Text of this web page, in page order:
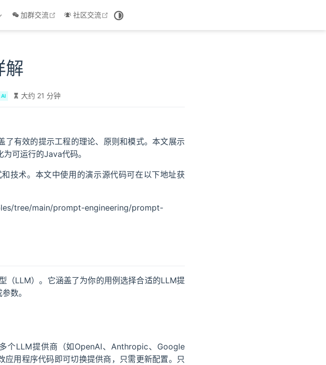
加群交流 open in new window
社区交流 open in new window
解
AI 大约 21 分钟
有效的提示工程的理论、原则和模式。本文展示
可运行的Java代码。
技术。本文中使用的演示源代码可在以下地址获
tree/main/prompt-engineering/prompt-
（LLM）。它涵盖了为你的用例选择合适的LLM提
数。
个LLM提供商（如OpenAI、Anthropic、Google
用程序代码即可切换提供商，只需更新配置。只